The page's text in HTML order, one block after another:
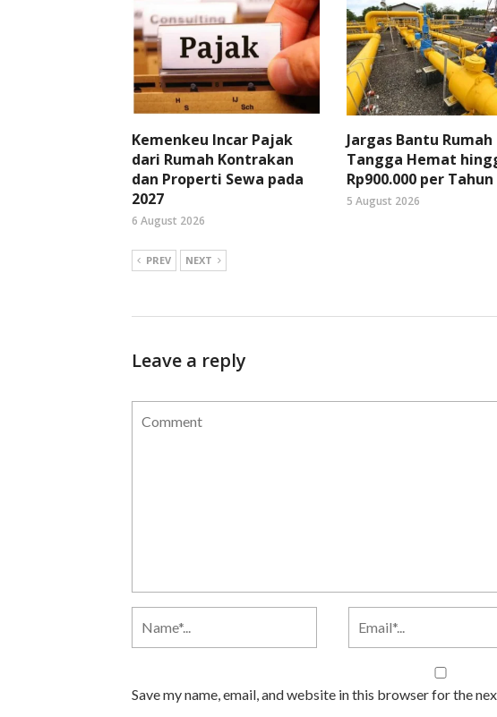
Kemenkeu Incar Pajak
dari Rumah Kontrakan
dan Properti Sewa pada
2027
6 August 2026
Jargas Bantu Rumah
Tangga Hemat
Rp900.000 per Tahun
5 August 2026
PREV NEXT
Leave a reply
Save my name, email, and website in this browser for the